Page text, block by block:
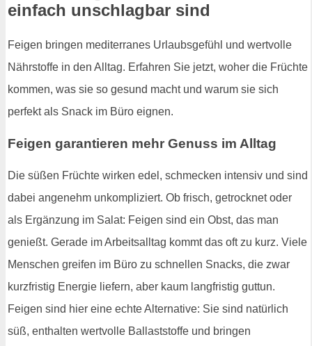
einfach unschlagbar sind
Feigen bringen mediterranes Urlaubsgefühl und wertvolle
Nährstoffe in den Alltag. Erfahren Sie jetzt, woher die Früchte
kommen, was sie so gesund macht und warum sie sich
perfekt als Snack im Büro eignen.
Feigen garantieren mehr Genuss im Alltag
Die süßen Früchte wirken edel, schmecken intensiv und sind
dabei angenehm unkompliziert. Ob frisch, getrocknet oder
als Ergänzung im Salat: Feigen sind ein Obst, das man
genießt. Gerade im Arbeitsalltag kommt das oft zu kurz. Viele
Menschen greifen im Büro zu schnellen Snacks, die zwar
kurzfristig Energie liefern, aber kaum langfristig guttun.
Feigen sind hier eine echte Alternative: Sie sind natürlich
süß, enthalten wertvolle Ballaststoffe und bringen